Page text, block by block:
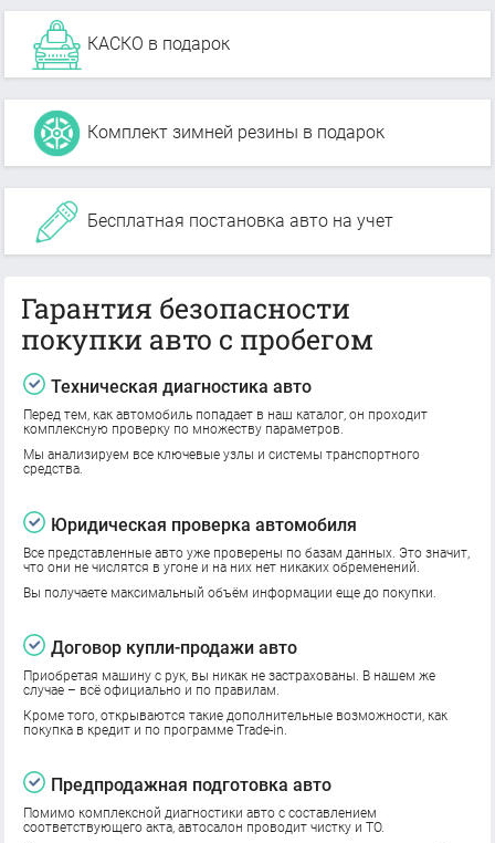
КАСКО в подарок
Комплект зимней резины в подарок
Бесплатная постановка авто на учет
Гарантия безопасности
покупки авто с пробегом
Техническая диагностика авто
Перед тем, как автомобиль попадает в наш каталог, он проходит
комплексную проверку по множеству параметров.
Мы анализируем все ключевые узлы и системы транспортного
средства.
Юридическая проверка автомобиля
Все представленные авто уже проверены по базам данных. Это значит,
что они не числятся в угоне и на них нет никаких обременений.
Вы получаете максимальный объём информации еще до покупки.
Договор купли-продажи авто
Приобретая машину с рук, вы никак не застрахованы. В нашем же
случае – всё официально и по правилам.
Кроме того, открываются такие дополнительные возможности, как
покупка в кредит и по программе Trade-in.
Предпродажная подготовка авто
Помимо комплексной диагностики авто с составлением
соответствующего акта, автосалон проводит чистку и ТО.